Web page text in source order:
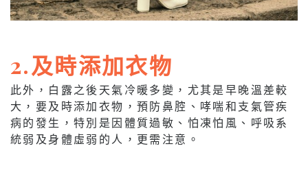
2.及時添加衣物
此外，白露之後天氣冷暖多變，尤其是早晚溫差較
大，要及時添加衣物，預防鼻腔、哮喘和支氣管疾
病的發生，特別是因體質過敏、怕凍怕風、呼吸系
統弱及身體虛弱的人，更需注意。